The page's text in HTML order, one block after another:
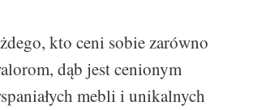
kto ceni sobie zarówno
dąb jest cenionym
mebli i unikalnych